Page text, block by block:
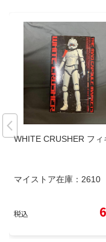
WHITE CRUSHER フィ
マイストア在庫： 2610
税込